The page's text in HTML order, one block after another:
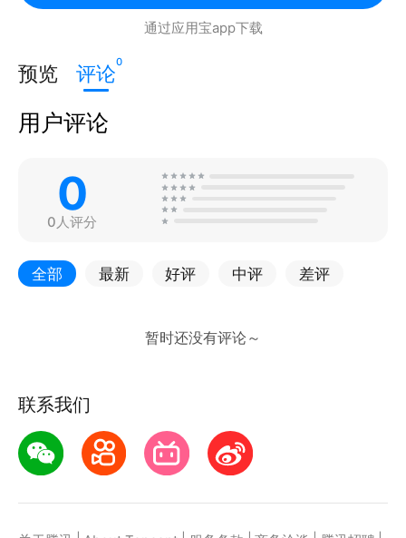
通过应用宝app下载
预览 评论0
用户评论
0
0人评分
全部 最新 好评 中评 差评
联系我们